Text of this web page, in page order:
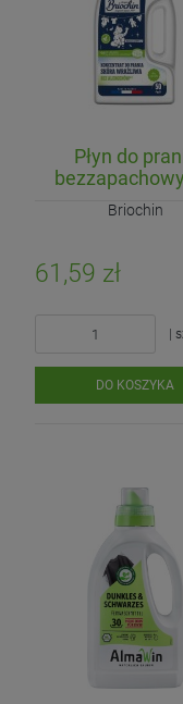
Ogórek
11,60 zł
Najniższa
Pomidor
26,50 zł
Ogórek
16,90 zł
Płyn do
skóry
(koncentrat) ECO
Briochin
61,59 zł
|
DO KOSZYKA